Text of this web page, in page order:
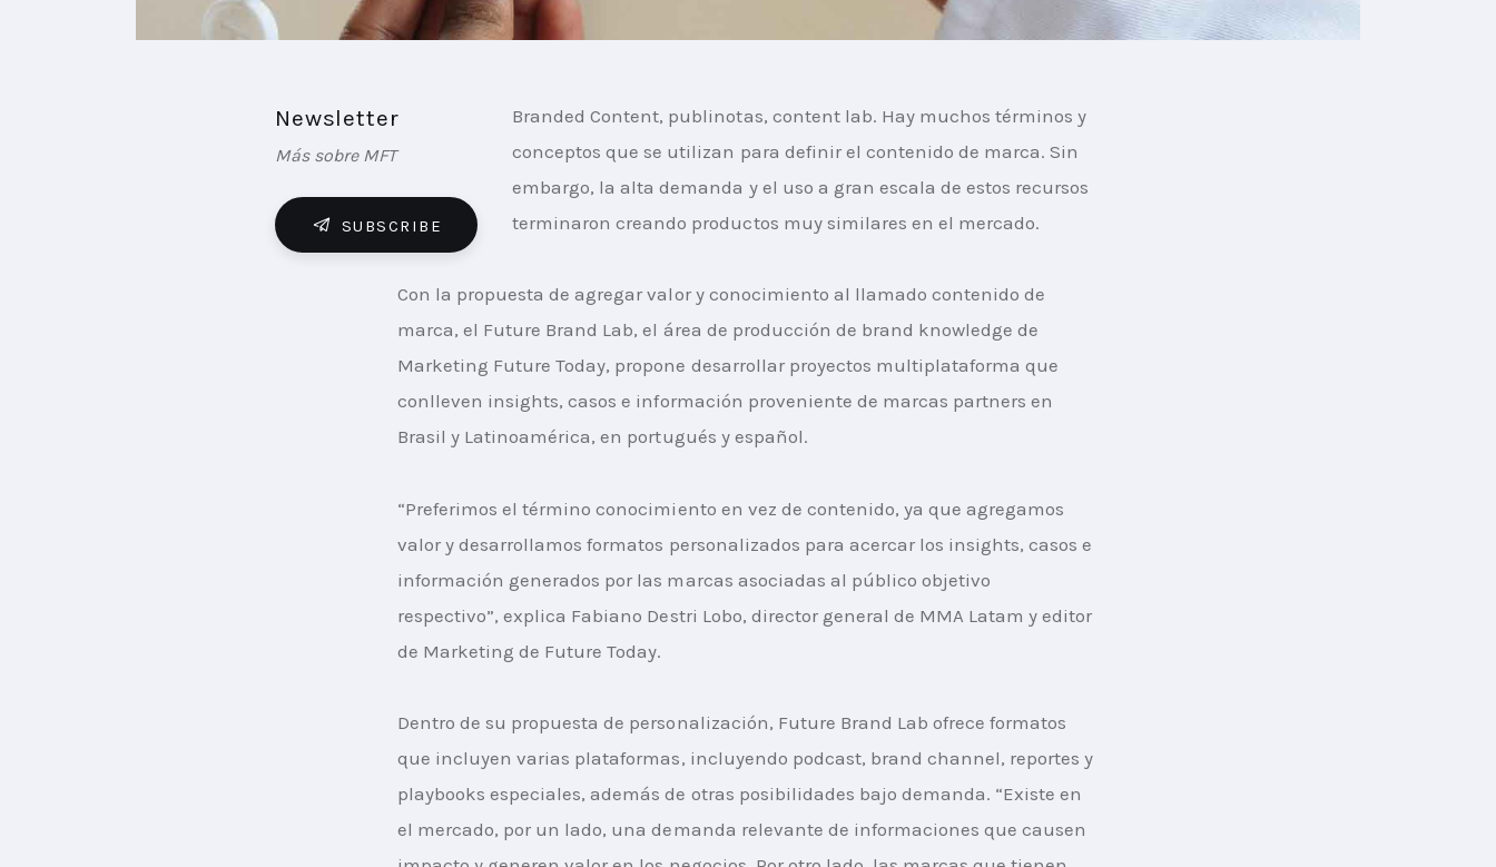
Newsletter
Más sobre MFT
SUBSCRIBE
Branded Content, publinotas, content lab. Hay muchos términos y
conceptos que se utilizan para definir el contenido de marca. Sin
embargo, la alta demanda y el uso a gran escala de estos recursos
terminaron creando productos muy similares en el mercado.
Con la propuesta de agregar valor y conocimiento al llamado contenido de
marca, el Future Brand Lab, el área de producción de brand knowledge de
Marketing Future Today, propone desarrollar proyectos multiplataforma que
conlleven insights, casos e información proveniente de marcas partners en
Brasil y Latinoamérica, en portugués y español.
“Preferimos el término conocimiento en vez de contenido, ya que agregamos
valor y desarrollamos formatos personalizados para acercar los insights, casos e
información generados por las marcas asociadas al público objetivo
respectivo”, explica Fabiano Destri Lobo, director general de MMA Latam y editor
de Marketing de Future Today.
Dentro de su propuesta de personalización, Future Brand Lab ofrece formatos
que incluyen varias plataformas, incluyendo podcast, brand channel, reportes y
playbooks especiales, además de otras posibilidades bajo demanda. “Existe en
el mercado, por un lado, una demanda relevante de informaciones que causen